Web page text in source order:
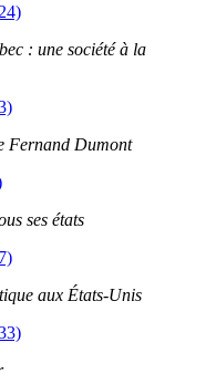
: une société à la
Fernand Dumont
ses états
aux États-Unis